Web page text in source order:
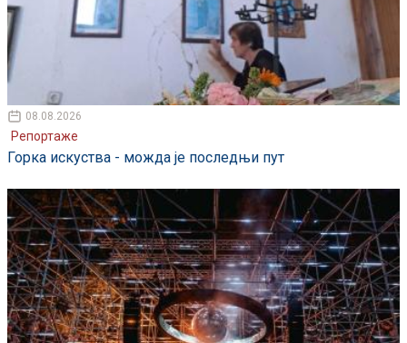
08.08.2026
Репортаже
Горка искуства - можда је последњи пут